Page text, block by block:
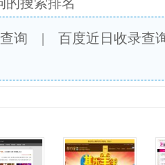
询 | 百度近日收录查